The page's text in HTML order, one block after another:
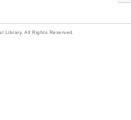
Library. All Rights Reserved.